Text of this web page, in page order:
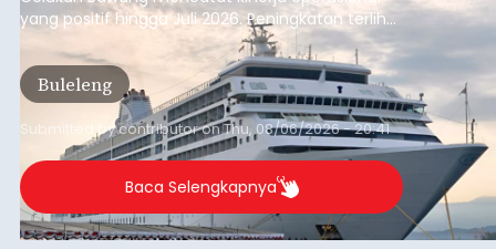
yang positif hingga Juli 2026. Peningkatan terlihat
dari arus kapal yang mencapai 1,48 juta Gross
Tonnage (GT), atau tumbuh 12,4 persen
dibandingkan periode yang sama tahun lalu
yang tercatat sebesar 1,32 juta GT.
Buleleng
Submitted bycontributoronThu, 08/06/2026 - 20:41
Baca Selengkapnya